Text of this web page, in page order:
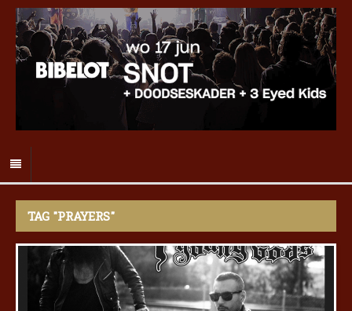
TAG "PRAYERS"